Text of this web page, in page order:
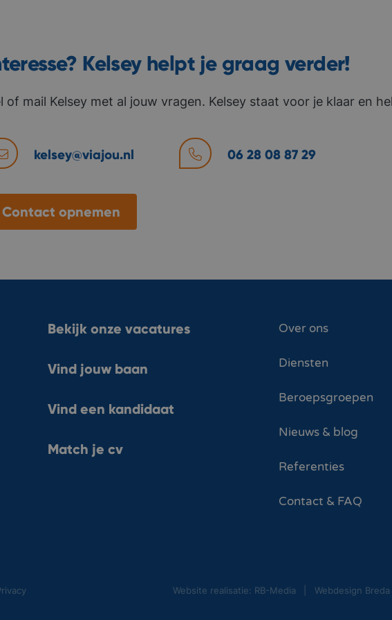
Kelsey helpt je graag verder!
of mail Kelsey met al jouw vragen. Kelsey staat voor je klaar en
kelsey@viajou.nl 06 28 08 87 29
Contact opnemen
Bekijk onze vacatures
Vind jouw baan
Vind een kandidaat
Match je cv
Over ons
Diensten
Beroepsgroepen
Nieuws & blog
Referenties
Contact & FAQ
Website realisatie: RB-Media Webdesign Breda